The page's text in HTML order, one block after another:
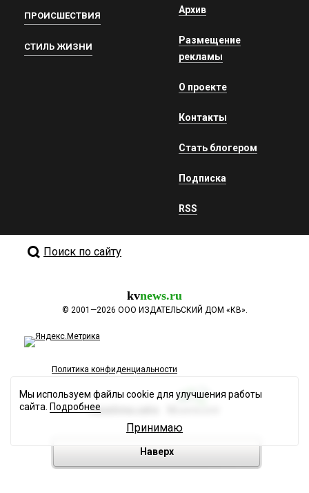
ПРОИСШЕСТВИЯ
СТИЛЬ ЖИЗНИ
Архив
Размещение
рекламы
О проекте
Контакты
Стать блогером
Подписка
RSS
Поиск по сайту
kvnews.ru
© 2001—2026 ООО ИЗДАТЕЛЬСКИЙ ДОМ «КВ».
Политика конфиденциальности
Разработка сайта
Наверх
Мы используем файлы cookie для улучшения работы
сайта. Подробнее
Принимаю